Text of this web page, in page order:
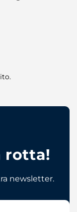
rotta!
newsletter.